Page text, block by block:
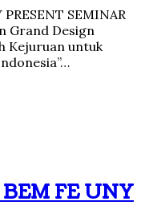
SEMINAR
Grand Design
Kejuruan untuk
FE UNY